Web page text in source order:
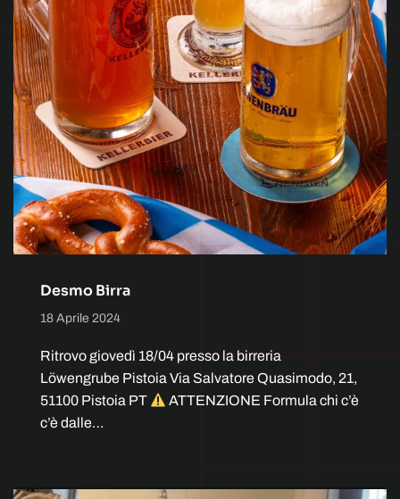
Desmo Birra
18 Aprile 2024
Ritrovo giovedì 18/04 presso la birreria
Löwengrube Pistoia Via Salvatore Quasimodo, 21,
51100 Pistoia PT
ATTENZIONE Formula chi c’è
c’è dalle…